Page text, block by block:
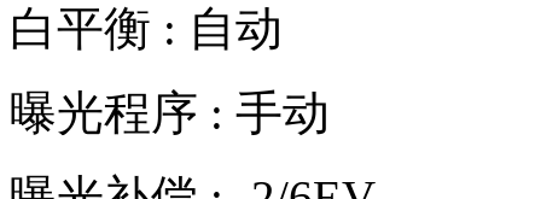
白平衡 : 自动
曝光程序 : 手动